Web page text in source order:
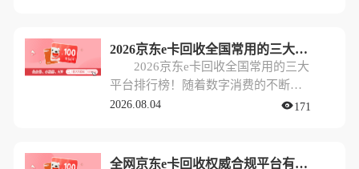
礼选择之一。然而，对于部分平时不
怎么网购，或者已经有足够多生活物
资的朋友来说，手里闲置的京东e卡反
而成了一种“幸福的烦恼”。
2026京东e卡回收全国常用的三大平台排行榜！
2026京东e卡回收全国常用的三大
平台排行榜！随着数字消费的不断发
展，到了2026年，各种电商礼品卡依
买力强，经常作为公司福利、商务馈
2026.08.04 171
全网京东e卡回收权威合规平台有哪些？